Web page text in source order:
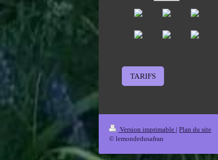
TARIFS
Version imprimable | Plan du site
© lemondedusafran